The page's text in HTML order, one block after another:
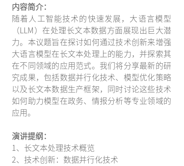
内容简介：
随着人工智能技术的快速发展，大语言模型
（LLM）在处理长文本数据方面展现出巨大潜
力。本议题旨在探讨如何通过技术创新来增强
大语言模型在长文本处理上的能力，并探索其
在不同领域的应用范式。我们将分享最新的研
究成果，包括数据并行化技术、模型优化策略
以及长文本数据生产框架，同时讨论这些技术
如何助力模型在政务、情报分析等专业领域的
应用。
演讲提纲：
1、长文本处理技术概览
2、技术创新：数据并行化技术